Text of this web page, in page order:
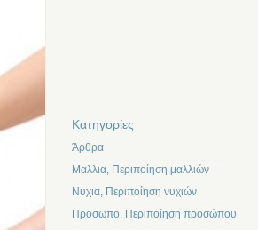
Kατηγορίες
Άρθρα
Μαλλια, Περιποίηση μαλλιών
Νυχια, Περιποίηση νυχιών
Προσωπο, Περιποίηση προσώπου